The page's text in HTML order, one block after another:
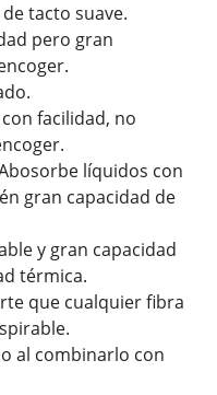
tacto suave.
pero gran
facilidad, no
líquidos con
gran capacidad de
y gran capacidad
térmica.
que cualquier fibra
al combinarlo con